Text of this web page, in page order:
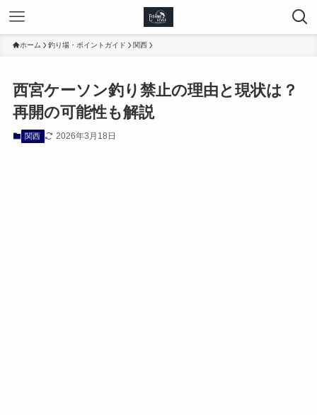
ホーム 釣り場・ポイントガイド 関西
西宮ケーソン釣り禁止の理由と現状は？
再開の可能性も解説
関西 2026年3月18日